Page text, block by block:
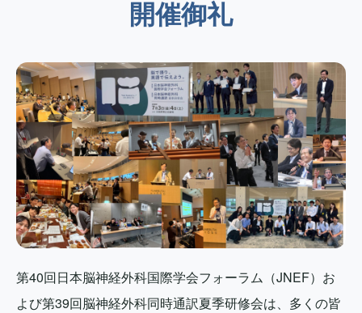
開催御礼
第40回日本脳神経外科国際学会フォーラム（JNEF）お
よび第39回脳神経外科同時通訳夏季研修会は、多くの皆